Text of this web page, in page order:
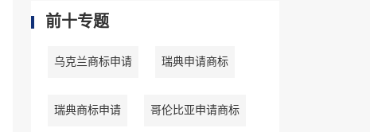
前十专题
乌克兰商标申请 瑞典申请商标
瑞典商标申请 哥伦比亚申请商标